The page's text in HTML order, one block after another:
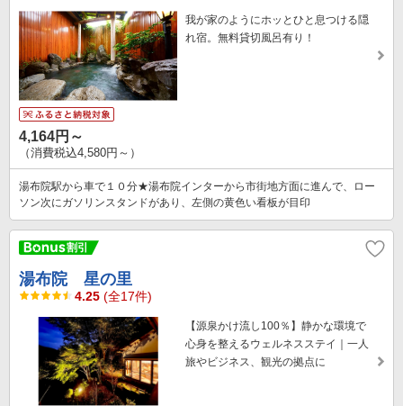
我が家のようにホッとひと息つける隠
れ宿。無料貸切風呂有り！
4,164円～
（消費税込4,580円～）
湯布院駅から車で１０分★湯布院インターから市街地方面に進んで、ロー
ソン次にガソリンスタンドがあり、左側の黄色い看板が目印
湯布院 星の里
4.25 (全17件)
【源泉かけ流し100％】静かな環境で
心身を整えるウェルネスステイ｜一人
旅やビジネス、観光の拠点に